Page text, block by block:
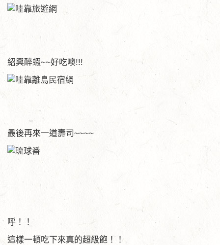
紹興醉蝦~~好吃噢!!!
最後再來一道壽司~~~~
呼！！
這樣一頓吃下來真的超級飽！！